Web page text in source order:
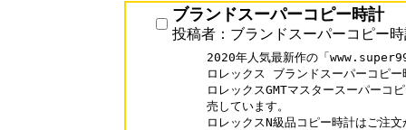
ブランドスーパーコピー時計
投稿者：ブランドスーパーコピー
2020年人気最新作の「
ロレックス ブランドスーパーコピ
ロレックスGMTマスタースーパーコ
売しています。
ロレックスN級品コピー時計はご注